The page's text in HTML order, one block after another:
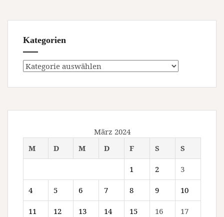
Kategorien
Kategorien
März 2024
M
D M D F S S
1 2 3
4 5 6 7 8 9 10
11 12 13 14 15 16 17